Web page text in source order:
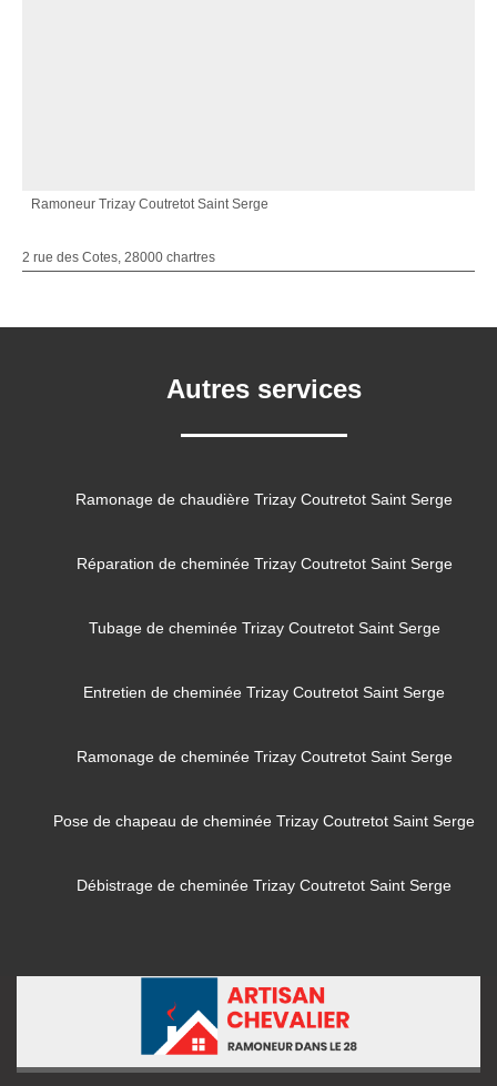
Ramoneur Trizay Coutretot Saint Serge
2 rue des Cotes, 28000 chartres
Autres services
Ramonage de chaudière Trizay Coutretot Saint Serge
Réparation de cheminée Trizay Coutretot Saint Serge
Tubage de cheminée Trizay Coutretot Saint Serge
Entretien de cheminée Trizay Coutretot Saint Serge
Ramonage de cheminée Trizay Coutretot Saint Serge
Pose de chapeau de cheminée Trizay Coutretot Saint Serge
Débistrage de cheminée Trizay Coutretot Saint Serge